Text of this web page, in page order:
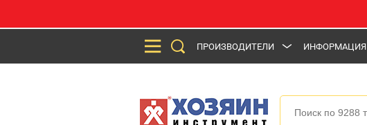
ПРОИЗВОДИТЕЛИ ИНФОРМАЦИЯ